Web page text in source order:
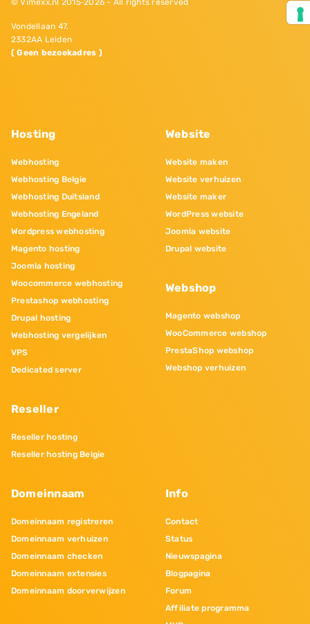
© Vimexx.nl 2015‐2026 - All rights reserved
Vondellaan 47,
2332AA Leiden
( Geen bezoekadres )
Hosting
Webhosting
Webhosting Belgie
Webhosting Duitsland
Webhosting Engeland
Wordpress webhosting
Magento hosting
Joomla hosting
Woocommerce webhosting
Prestashop webhosting
Drupal hosting
Webhosting vergelijken
VPS
Dedicated server
Reseller
Reseller hosting
Reseller hosting Belgie
Website
Website maken
Website verhuizen
Website maker
WordPress website
Joomla website
Drupal website
Webshop
Magento webshop
WooCommerce webshop
PrestaShop webshop
Webshop verhuizen
Domeinnaam
Domeinnaam registreren
Domeinnaam verhuizen
Domeinnaam checken
Domeinnaam extensies
Domeinnaam doorverwijzen
Info
Contact
Status
Nieuwspagina
Blogpagina
Forum
Affiliate programma